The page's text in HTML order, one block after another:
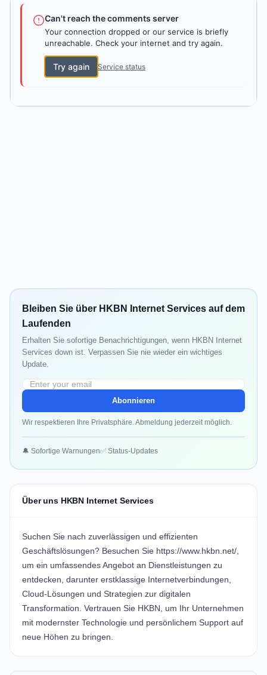
Can't reach the comments server
Your connection dropped or our service is briefly
unreachable. Check your internet and try again.
Try again Service status
Bleiben Sie über HKBN Internet Services auf dem
Laufenden
Erhalten Sie sofortige Benachrichtigungen, wenn HKBN Internet
Services down ist. Verpassen Sie nie wieder ein wichtiges
Update.
Abonnieren
Wir respektieren Ihre Privatsphäre. Abmeldung jederzeit möglich.
🔔 Sofortige Warnungen✅ Status-Updates
Über uns HKBN Internet Services
Suchen Sie nach zuverlässigen und effizienten
Geschäftslösungen? Besuchen Sie https://www.hkbn.net/,
um ein umfassendes Angebot an Dienstleistungen zu
entdecken, darunter erstklassige Internetverbindungen,
Cloud-Lösungen und Strategien zur digitalen
Transformation. Vertrauen Sie HKBN, um Ihr Unternehmen
mit modernster Technologie und persönlichem Support auf
neue Höhen zu bringen.